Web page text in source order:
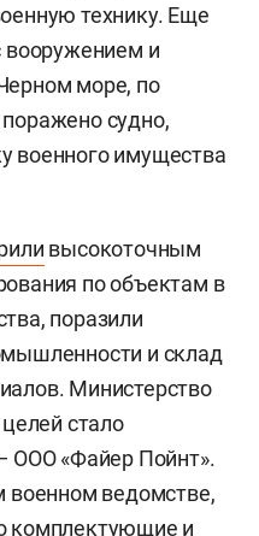
технику. Еще
вооружением и
море, по
судно,
военного имущества
высокоточным
по объектам в
поразили
и склад
Министерство
стало
ООО «Файер Пойнт».
военном ведомстве,
комплектующие и